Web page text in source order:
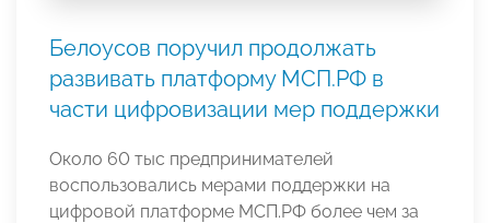
Белоусов поручил продолжать
развивать платформу МСП.РФ в
части цифровизации мер поддержки
Около 60 тыс предпринимателей
воспользовались мерами поддержки на
цифровой платформе МСП.РФ более чем за